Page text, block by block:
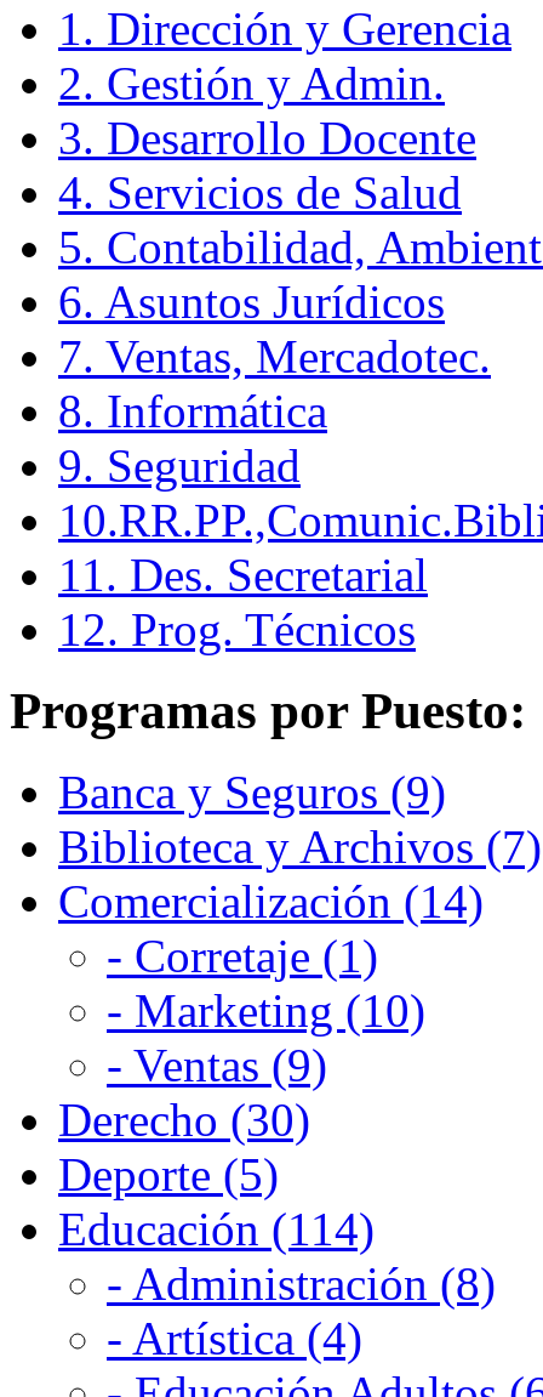
1. Dirección y Gerencia
2. Gestión y Admin.
3. Desarrollo Docente
4. Servicios de Salud
5. Contabilidad,
6. Asuntos Jurídicos
7. Ventas, Mercadotec.
8. Informática
9. Seguridad
11. Des. Secretarial
12. Prog. Técnicos
Programas por Puesto:
Banca y Seguros (9)
Biblioteca y Archivos (7)
Comercialización (14)
- Corretaje (1)
- Marketing (10)
- Ventas (9)
Derecho (30)
Deporte (5)
Educación (114)
- Administración (8)
- Artística (4)